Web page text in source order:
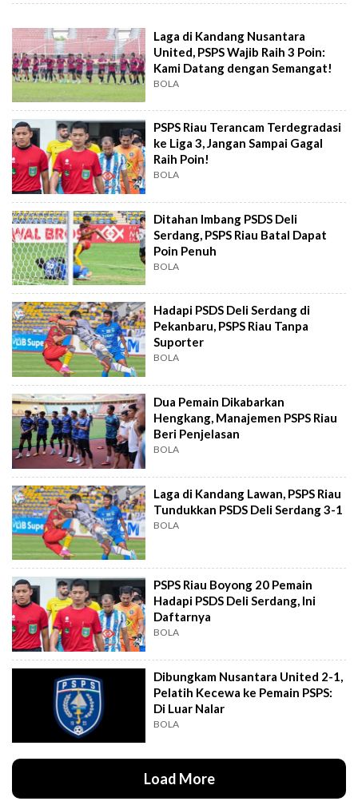
Laga di Kandang Nusantara
United, PSPS Wajib Raih 3 Poin:
Kami Datang dengan Semangat!
BOLA
PSPS Riau Terancam Terdegradasi
ke Liga 3, Jangan Sampai Gagal
Raih Poin!
BOLA
Ditahan Imbang PSDS Deli
Serdang, PSPS Riau Batal Dapat
Poin Penuh
BOLA
Hadapi PSDS Deli Serdang di
Pekanbaru, PSPS Riau Tanpa
Suporter
BOLA
Dua Pemain Dikabarkan
Hengkang, Manajemen PSPS Riau
Beri Penjelasan
BOLA
Laga di Kandang Lawan, PSPS Riau
Tundukkan PSDS Deli Serdang 3-1
BOLA
PSPS Riau Boyong 20 Pemain
Hadapi PSDS Deli Serdang, Ini
Daftarnya
BOLA
Dibungkam Nusantara United 2-1,
Pelatih Kecewa ke Pemain PSPS:
Di Luar Nalar
BOLA
Load More